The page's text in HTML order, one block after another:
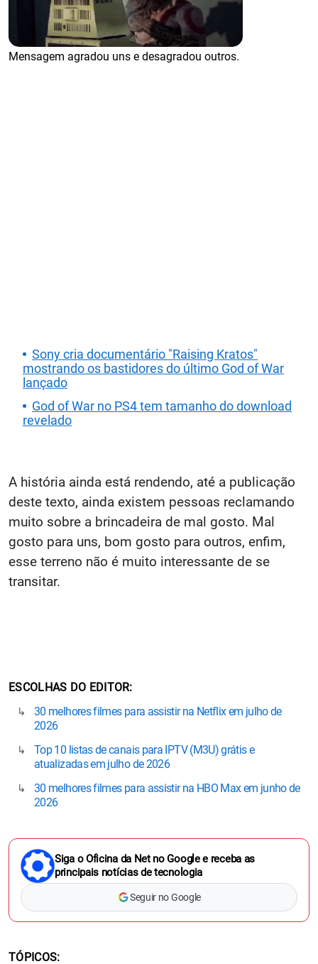
Mensagem agradou uns e desagradou outros.
Sony cria documentário "Raising Kratos"
mostrando os bastidores do último God of War
lançado
God of War no PS4 tem tamanho do download
revelado
A história ainda está rendendo, até a publicação
deste texto, ainda existem pessoas reclamando
muito sobre a brincadeira de mal gosto. Mal
gosto para uns, bom gosto para outros, enfim,
esse terreno não é muito interessante de se
transitar.
ESCOLHAS DO EDITOR
30 melhores filmes para assistir na Netflix em julho de
2026
Top 10 listas de canais para IPTV (M3U) grátis e
atualizadas em julho de 2026
30 melhores filmes para assistir na HBO Max em junho de
2026
Siga o Oficina da Net no Google e receba as
principais notícias de tecnologia
Seguir no Google
TÓPICOS